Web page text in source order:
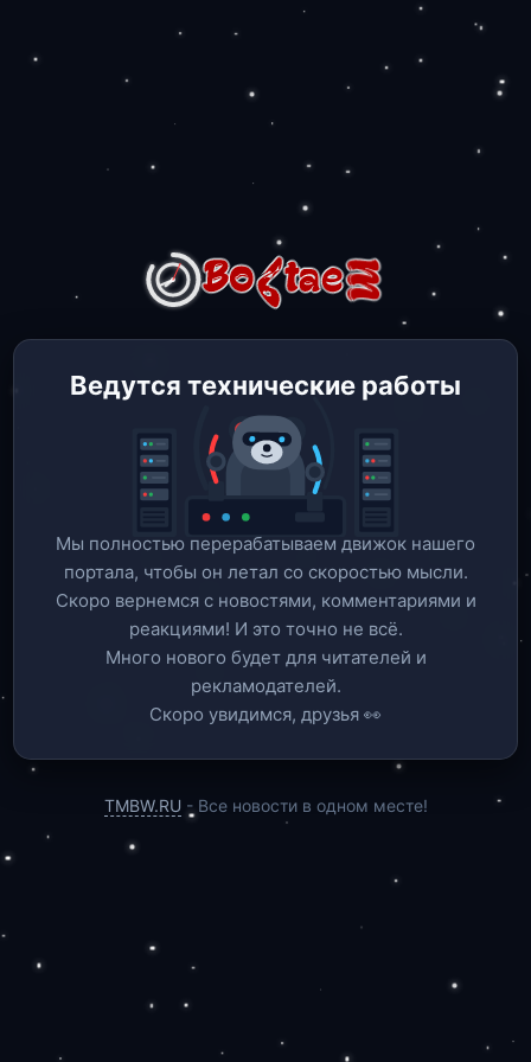
Ведутся технические работы
Мы полностью перерабатываем движок нашего
портала, чтобы он летал со скоростью мысли.
Скоро вернемся c новостями, комментариями и
реакциями! И это точно не всё.
Много нового будет для читателей и
рекламодателей.
Скоро увидимся, друзья 👀
TMBW.RU - Все новости в одном месте!